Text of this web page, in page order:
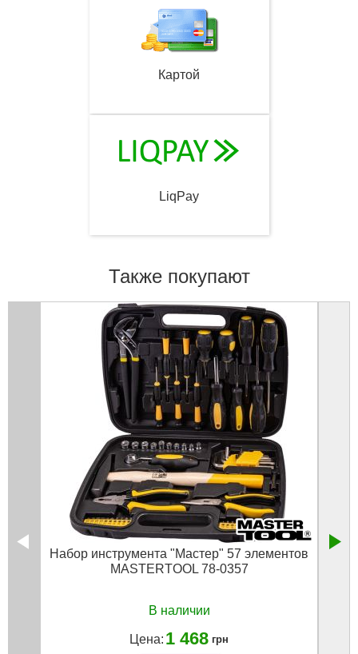
Картой
LiqPay
Также покупают
Набор инструмента "Мастер" 57 элементов
MASTERTOOL 78-0357
В наличии
Цена: 1 468 грн